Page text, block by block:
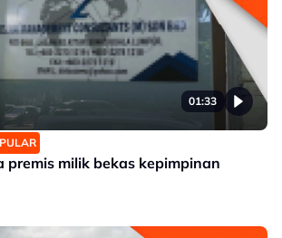
01:33
premis milik bekas kepimpinan